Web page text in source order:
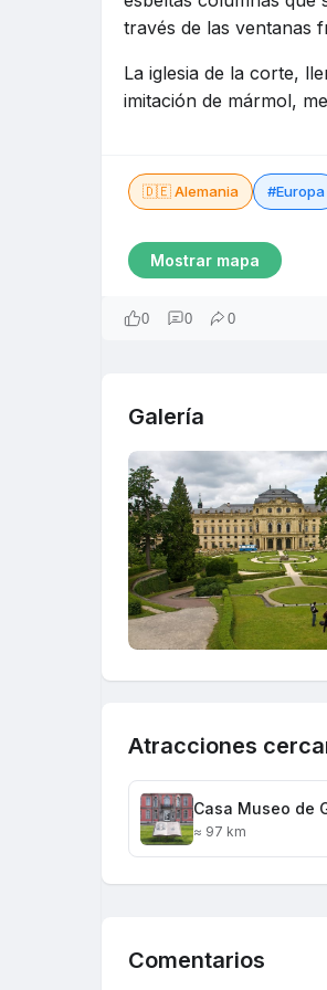
través de las ventanas
La iglesia de la corte,
imitación de mármol,
🇩🇪 Alemania #Europa
Mostrar mapa
0 0 0
Galería
Atracciones
Casa Museo de
≈ 97 km
Comentarios